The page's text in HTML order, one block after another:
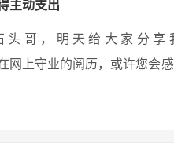
主动支出
哥，明天给大家分享
网上守业的阅历，或许您会